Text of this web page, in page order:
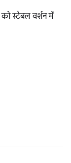
को स्टेबल वर्शन में